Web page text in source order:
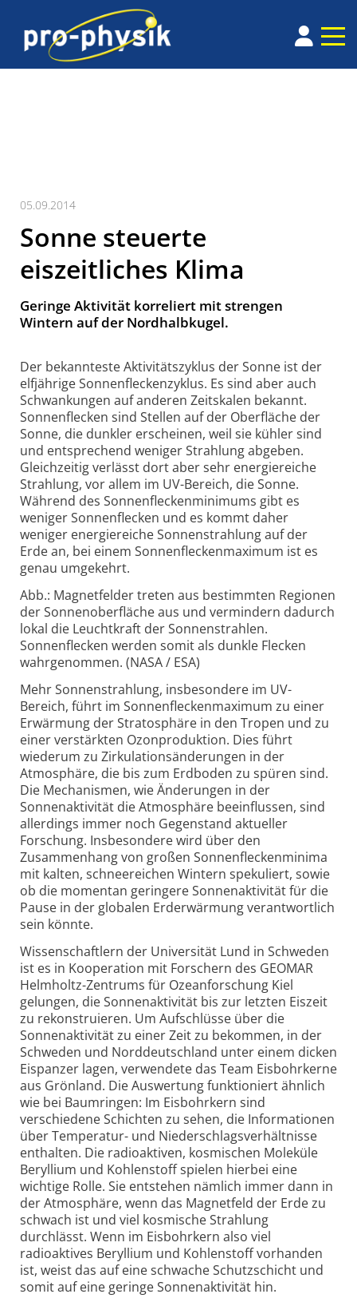
05.09.2014
Sonne steuerte
eiszeitliches Klima
Geringe Aktivität korreliert mit strengen
Wintern auf der Nordhalbkugel.
Der bekannteste Aktivitätszyklus der Sonne ist der
elfjährige Sonnenfleckenzyklus. Es sind aber auch
Schwankungen auf anderen Zeitskalen bekannt.
Sonnenflecken sind Stellen auf der Oberfläche der
Sonne, die dunkler erscheinen, weil sie kühler sind
und entsprechend weniger Strahlung abgeben.
Gleichzeitig verlässt dort aber sehr energiereiche
Strahlung, vor allem im UV-Bereich, die Sonne.
Während des Sonnenfleckenminimums gibt es
weniger Sonnenflecken und es kommt daher
weniger energiereiche Sonnenstrahlung auf der
Erde an, bei einem Sonnenfleckenmaximum ist es
genau umgekehrt.
Abb.: Magnetfelder treten aus bestimmten Regionen
der Sonnenoberfläche aus und vermindern dadurch
lokal die Leuchtkraft der Sonnenstrahlen.
Sonnenflecken werden somit als dunkle Flecken
wahrgenommen. (NASA / ESA)
Mehr Sonnenstrahlung, insbesondere im UV-
Bereich, führt im Sonnenfleckenmaximum zu einer
Erwärmung der Stratosphäre in den Tropen und zu
einer verstärkten Ozonproduktion. Dies führt
wiederum zu Zirkulationsänderungen in der
Atmosphäre, die bis zum Erdboden zu spüren sind.
Die Mechanismen, wie Änderungen in der
Sonnenaktivität die Atmosphäre beeinflussen, sind
allerdings immer noch Gegenstand aktueller
Forschung. Insbesondere wird über den
Zusammenhang von großen Sonnenfleckenminima
mit kalten, schneereichen Wintern spekuliert, sowie
ob die momentan geringere Sonnenaktivität für die
Pause in der globalen Erderwärmung verantwortlich
sein könnte.
Wissenschaftlern der Universität Lund in Schweden
ist es in Kooperation mit Forschern des GEOMAR
Helmholtz-Zentrums für Ozeanforschung Kiel
gelungen, die Sonnenaktivität bis zur letzten Eiszeit
zu rekonstruieren. Um Aufschlüsse über die
Sonnenaktivität zu einer Zeit zu bekommen, in der
Schweden und Norddeutschland unter einem dicken
Eispanzer lagen, verwendete das Team Eisbohrkerne
aus Grönland. Die Auswertung funktioniert ähnlich
wie bei Baumringen: Im Eisbohrkern sind
verschiedene Schichten zu sehen, die Informationen
über Temperatur- und Niederschlagsverhältnisse
enthalten. Die radioaktiven, kosmischen Moleküle
Beryllium und Kohlenstoff spielen hierbei eine
wichtige Rolle. Sie entstehen nämlich immer dann in
der Atmosphäre, wenn das Magnetfeld der Erde zu
schwach ist und viel kosmische Strahlung
durchlässt. Wenn im Eisbohrkern also viel
radioaktives Beryllium und Kohlenstoff vorhanden
ist, weist das auf eine schwache Schutzschicht und
somit auf eine geringe Sonnenaktivität hin.